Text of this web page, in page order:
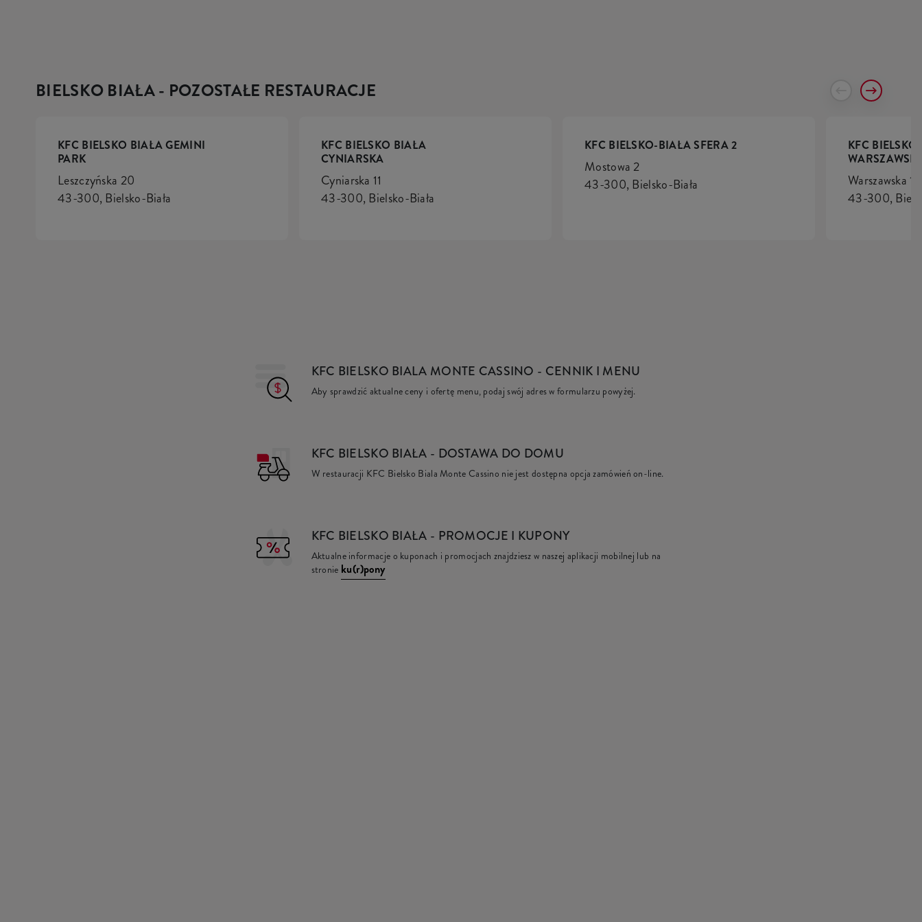
BIELSKO BIAŁA - POZOSTAŁE RESTAURACJE
KFC BIELSKO BIAŁA GEMINI
PARK
Leszczyńska 20
43-300, Bielsko-Biała
KFC BIELSKO BIAŁA
CYNIARSKA
Cyniarska 11
43-300, Bielsko-Biała
KFC BIELSKO-BIAŁA SFERA 2
Mostowa 2
43-300, Bielsko-Biała
KFC
Warszawska
43-300,
KFC BIELSKO BIALA MONTE CASSINO - CENNIK I MENU
Aby sprawdzić aktualne ceny i ofertę menu, podaj swój adres w formularzu powyżej.
KFC BIELSKO BIAŁA - DOSTAWA DO DOMU
W restauracji KFC Bielsko Biala Monte Cassino nie jest dostępna opcja zamówień on-line.
KFC BIELSKO BIAŁA - PROMOCJE I KUPONY
Aktualne informacje o kuponach i promocjach znajdziesz w naszej aplikacji mobilnej lub na
stronie ku(r)pony